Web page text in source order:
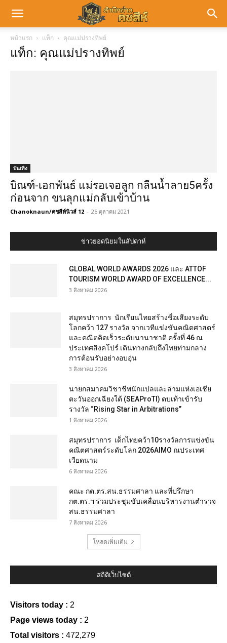
หน้าแรก แท็ก คุณแม่ปรางทิพย์
แท็ก: คุณแม่ปรางทิพย์
บันเทิง
บิณฑ์-เอกพันธ์ แม่รอเจอลูก กลืนน้ำลาย5ครั้ง
ก่อนจาก ขนลุกแม่กลับเข้าบ้าน
Chanoknaun/คชสีห์นิวส์ 12 - 25 ตุลาคม 2021
ข่าวยอดนิยมในสัปดาห์
GLOBAL WORLD AWARDS 2026 และ ATTOF
TOURISM WORLD AWARD OF EXCELLENCE...
3 สิงหาคม 2026
สมุทรปราการ นักเรียนไทยสร้างชื่อเสียงระดับ
โลกคว้า 127 รางวัล จากเวทีแข่งขันคณิตศาสตร์
และคณิตคิดเร็วระดับนานาชาติ ครั้งที่ 46 ณ
ประเทศสิงคโปร์ เดินทางกลับถึงไทยท่ามกลาง
การต้อนรับอย่างอบอุ่น
3 สิงหาคม 2026
นายกสมาคมวิชาชีพนักแปลและล่ามแห่งเอเชีย
ตะวันออกเฉียงใต้ (SEAProTI) ตบเท้าเข้ารับ
รางวัล “Rising Star in Arbitrations”
1 สิงหาคม 2026
สมุทรปราการ เด็กไทยคว้า10รางวัลการแข่งขัน
คณิตศาสตร์ระดับโลก 2026AIMO ณประเทศ
เวียดนาม
6 สิงหาคม 2026
คณะ กต.ตร.สน.ธรรมศาลา และที่ปรึกษา
กต.ตร.ฯ ร่วมประชุมขับเคลื่อนบริหารงานตำรวจ
สน.ธรรมศาลา
7 สิงหาคม 2026
โหลดเพิ่มเติม
สถิติเว็บไซต์
Visitors today : 2
Page views today : 2
Total visitors : 472,279